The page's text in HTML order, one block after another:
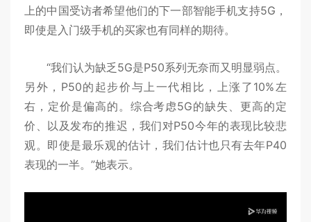
上的中国受访者希望他们的下一部智能手机支持5G，
即使是入门级手机的买家也有同样的期待。
“我们认为缺乏5G是P50系列无奈而又明显弱点。
另外，P50的起步价与上一代相比，上涨了10%左
右，定价是偏高的。综合考虑5G的缺失、更高的定
价、以及发布的推迟，我们对P50今年的表现比较悲
观。即使是最乐观的估计，我们估计也只有去年P40
表现的一半。”她表示。